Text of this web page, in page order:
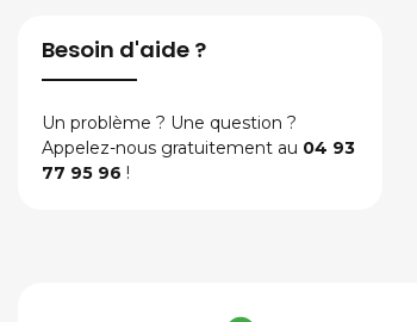
Besoin d'aide ?
Un problème ? Une question ?
Appelez-nous gratuitement au 04 93
77 95 96 !